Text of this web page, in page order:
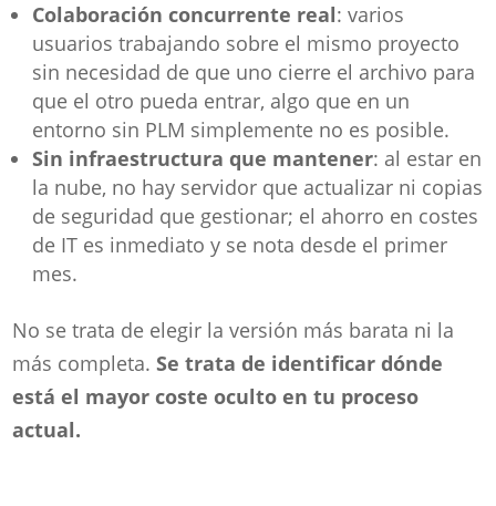
Colaboración concurrente real: varios
usuarios trabajando sobre el mismo proyecto
sin necesidad de que uno cierre el archivo para
que el otro pueda entrar, algo que en un
entorno sin PLM simplemente no es posible.
Sin infraestructura que mantener: al estar en
la nube, no hay servidor que actualizar ni copias
de seguridad que gestionar; el ahorro en costes
de IT es inmediato y se nota desde el primer
mes.
No se trata de elegir la versión más barata ni la
más completa.Se trata de identificar dónde
está el mayor coste oculto en tu proceso
actual.